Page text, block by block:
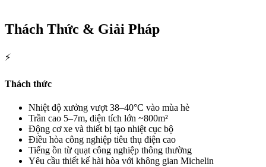
Thách Thức & Giải Pháp
⚡
Thách thức
Nhiệt độ xưởng vượt 38–40°C vào mùa hè
Trần cao 5–7m, diện tích lớn ~800m²
Động cơ xe và thiết bị tạo nhiệt cục bộ
Điều hòa công nghiệp tiêu thụ điện cao
Tiếng ồn từ quạt công nghiệp thông thường
Yêu cầu thiết kế hài hòa với không gian Michelin